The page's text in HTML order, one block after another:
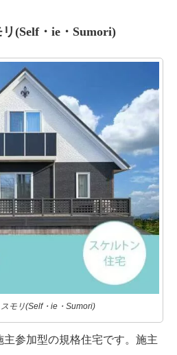
(Self・ie・Sumori)
モリ(Self・ie・Sumori)
参加型の規格住宅です。施主